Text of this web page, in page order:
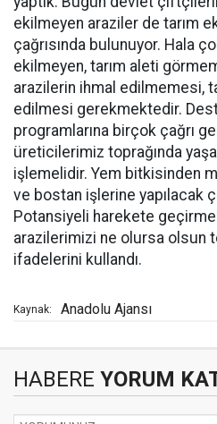
ekilmeyen araziler de tarım
çağrısında bulunuyor. Hala
ekilmeyen, tarım aleti
arazilerin ihmal edilmemesi,
edilmesi gerekmektedir.
programlarına birçok çağrı
üreticilerimiz toprağında
işlemelidir. Yem bitkisinden
ve bostan işlerine yapılacak
Potansiyeli harekete
arazilerimizi ne olursa olsun
ifadelerini kullandı.
Kaynak: Anadolu Ajansı
HABERE YORUM